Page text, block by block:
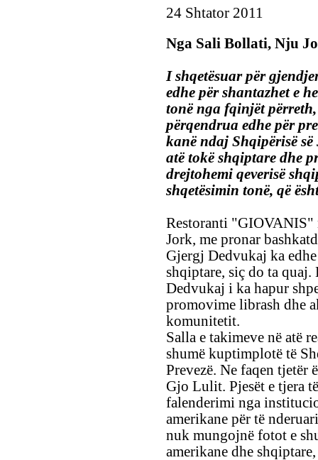
24 Shtator 2011
Nga Sali Bollati, Nju
I shqetësuar për
edhe për shantazhet e
tonë nga fqinjët
përqendrua edhe për
kanë ndaj Shqipërisë
atë tokë shqiptare dhe
drejtohemi qeverisë
shqetësimin tonë, që
Restoranti "GIOVANIS"
Jork, me pronar
Gjergj Dedvukaj ka
shqiptare, siç do ta quaj.
Dedvukaj i ka hapur
promovime librash dhe
komunitetit.
Salla e takimeve në atë
shumë kuptimplotë të
Prevezë. Ne faqen tjetër
Gjo Lulit. Pjesët e tjera
falenderimi nga
amerikane për të
nuk mungojnë fotot e
amerikane dhe